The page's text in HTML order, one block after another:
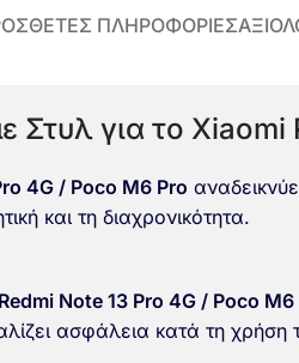
ΠΛΗΡΟΦΟΡΊΕΣ
Στυλ για το
4G / Poco M6 Pro
και τη διαχρονικότητα.
Note 13 Pro 4G / Poco M6
ασφάλεια κατά τη